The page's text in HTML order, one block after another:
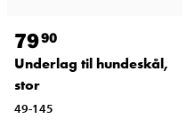
7990
Underlag til hundeskål,
stor
49-145